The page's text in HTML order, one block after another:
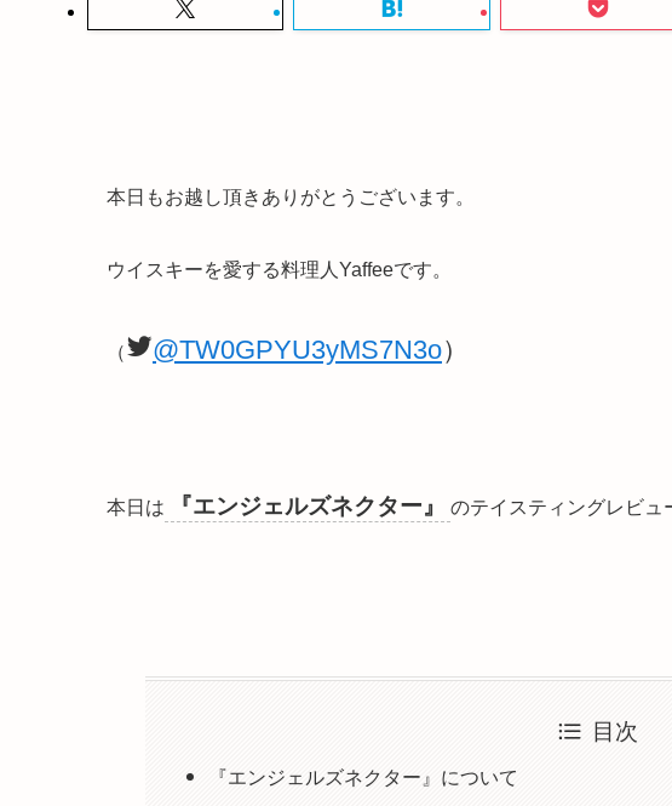
本日もお越し頂きありがとうございます。
ウイスキーを愛する料理人Yaffeeです。
（ @TW0GPYU3yMS7N3o）
本日は 『エンジェルズネクター』 のテイスティングレビュ
目次
『エンジェルズネクター』について